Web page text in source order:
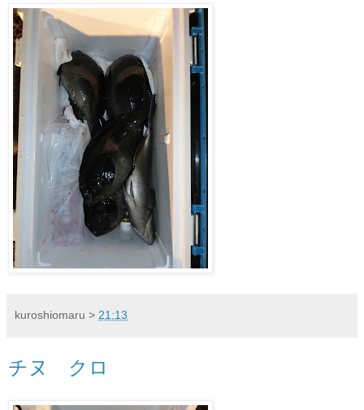
kuroshiomaru > 21:13
チヌ クロ